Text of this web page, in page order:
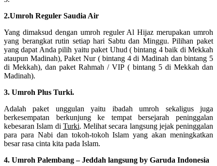
2.Umroh Reguler Saudia Air
Yang dimaksud dengan umroh reguler Al Hijaz merupakan umroh
yang berangkat rutin setiap hari Sabtu dan Minggu. Pilihan paket
yang dapat Anda pilih yaitu paket Uhud ( bintang 4 baik di Mekkah
ataupun Madinah), Paket Nur ( bintang 4 di Madinah dan bintang 5
di Mekkah), dan paket Rahmah / VIP ( bintang 5 di Mekkah dan
Madinah).
3. Umroh Plus Turki.
Adalah paket unggulan yaitu ibadah umroh sekaligus juga
berkesempatan berkunjung ke tempat bersejarah peninggalan
kebesaran Islam di Turki. Melihat secara langsung jejak peninggalan
para para Nabi dan tokoh-tokoh Islam yang akan meningkatkan
besar rasa cinta kita pada Islam.
4. Umroh Palembang – Jeddah langsung by Garuda Indonesia